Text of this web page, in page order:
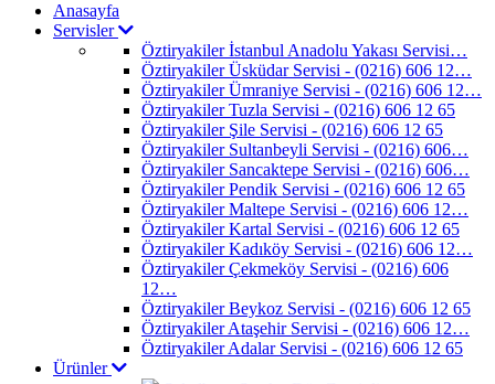
Anasayfa
Servisler
Öztiryakiler İstanbul Anadolu Yakası Servisi…
Öztiryakiler Üsküdar Servisi - (0216) 606 12…
Öztiryakiler Ümraniye Servisi - (0216) 606 12…
Öztiryakiler Tuzla Servisi - (0216) 606 12 65
Öztiryakiler Şile Servisi - (0216) 606 12 65
Öztiryakiler Sultanbeyli Servisi - (0216) 606…
Öztiryakiler Sancaktepe Servisi - (0216) 606…
Öztiryakiler Pendik Servisi - (0216) 606 12 65
Öztiryakiler Maltepe Servisi - (0216) 606 12…
Öztiryakiler Kartal Servisi - (0216) 606 12 65
Öztiryakiler Kadıköy Servisi - (0216) 606 12…
Öztiryakiler Çekmeköy Servisi - (0216) 606
12…
Öztiryakiler Beykoz Servisi - (0216) 606 12 65
Öztiryakiler Ataşehir Servisi - (0216) 606 12…
Öztiryakiler Adalar Servisi - (0216) 606 12 65
Ürünler